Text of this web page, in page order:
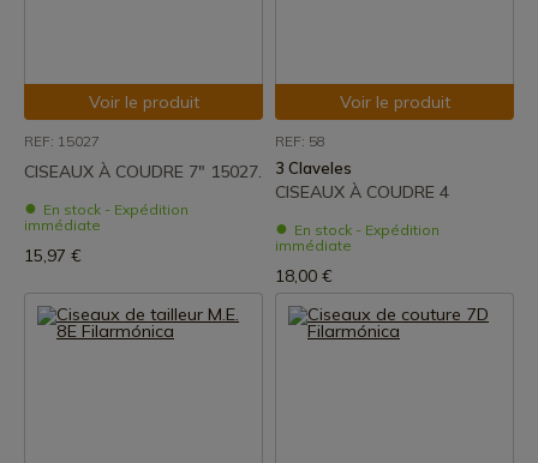
Voir le produit
REF: 15027
CISEAUX À COUDRE 7" 15027.
En stock - Expédition
immédiate
15,97 €
Voir le produit
REF: 58
3 Claveles
CISEAUX À COUDRE 4
En stock - Expédition
immédiate
18,00 €